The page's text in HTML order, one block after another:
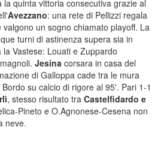
la quinta vittoria consecutiva grazie al
Avezzano: una rete di Pellizzi regala
un sogno chiamato playoff. La
turni di astinenza supera sia in
Vastese: Louati e Zuppardo
Jesina corsara in casa del
di Galloppa cade tra le mura
su calcio di rigore al 95'. Pari 1-1
, stesso risultato tra Castelfidardo e
Pineto e O.Agnonese-Cesena non
neve.